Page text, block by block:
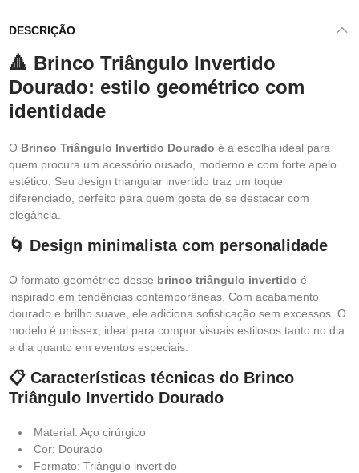
DESCRIÇÃO
🔺 Brinco Triângulo Invertido
Dourado: estilo geométrico com
identidade
O Brinco Triângulo Invertido Dourado é a escolha ideal para
quem procura um acessório ousado, moderno e com forte apelo
estético. Seu design triangular invertido traz um toque
diferenciado, perfeito para quem gosta de se destacar com
elegância.
🌀 Design minimalista com personalidade
O formato geométrico desse brinco triângulo invertido é
inspirado em tendências contemporâneas. Com acabamento
dourado e brilho suave, ele adiciona sofisticação sem excessos. O
modelo é unissex, ideal para compor visuais estilosos tanto no dia
a dia quanto em eventos especiais.
📋 Características técnicas do Brinco
Triângulo Invertido Dourado
Material: Aço cirúrgico
Cor: Dourado
Formato: Triângulo invertido